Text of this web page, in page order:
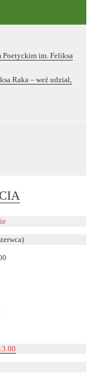
Poetyckim im. Feliksa
Raka – weź udział,
w